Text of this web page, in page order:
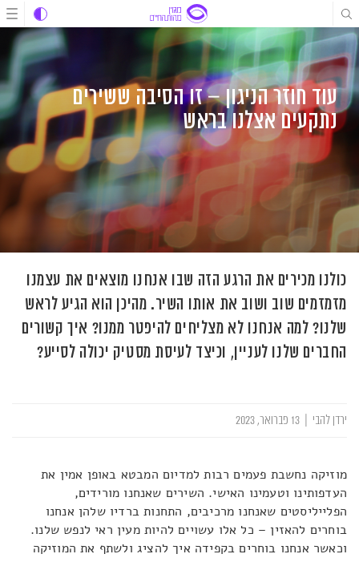
דלג
לתוכן
דלג
לתוכן
דלג
לניווט
עוד חוזר הניגון – זו הסיבה ששירים
נתקעים אצלנו בראש
כולנו מכירים את הרגע הזה שבו אנחנו מוצאים את עצמנו
מזמזמים שוב ושוב את אותו השיר. מהיכן הוא הגיע לראש
שלנו? למה אנחנו לא מצליחים להיפטר ממנו? איך קשורים
החברים שלנו לעניין, וכיצד לעיסת מסטיק יכולה לסייע?
ירדן להבי
מוזיקה נחשבת פעמים רבות למדיום המבטא באופן אמין את
העדפותינו וטעמינו האישי. השירים שאנחנו מורידים,
הפלייליסטים שאנחנו מרכיבים, התחנות ברדיו שלהן אנחנו
בוחרים להאזין – כל אלו עשויים להיות מעין ראי לנפש שלנו.
וכאשר אנחנו בוחרים בקפידה איך להציג ולשתף את המוזיקה